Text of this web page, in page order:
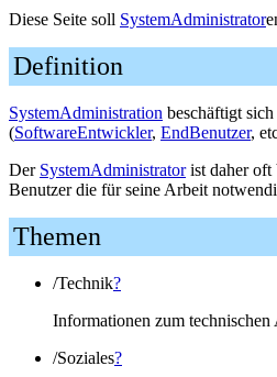
Diese Seite soll SystemAdministrator
Definition
SystemAdministration beschäftigt
(SoftwareEntwickler, EndBenutzer,
Der SystemAdministratorist daher oft
Benutzer die für seine Arbeit
Themen
/Technik?
Informationen zum technischen
/Soziales?